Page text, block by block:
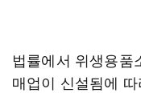
법률에서 위생용품
매업이 신설됨에